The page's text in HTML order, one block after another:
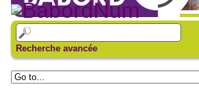
Recherche avancée